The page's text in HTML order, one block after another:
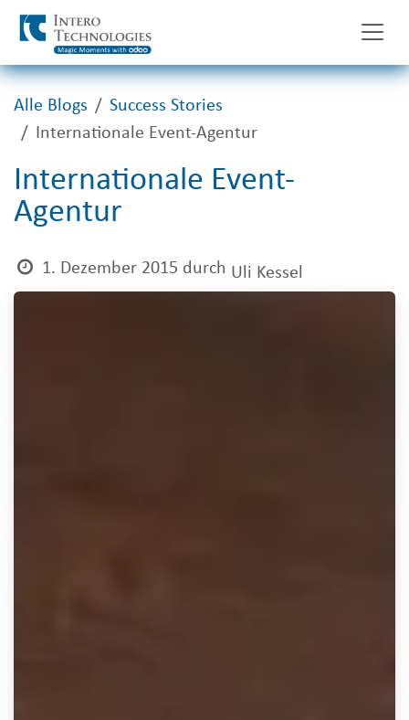
Zum Inhalt springen
Alle Blogs
Success Stories
Internationale Event-Agentur
Internationale Event-
Agentur
1. Dezember 2015 durch Uli Kessel